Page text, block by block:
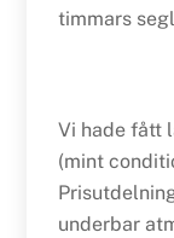
timmars
Vi hade fått
(mint
underbar